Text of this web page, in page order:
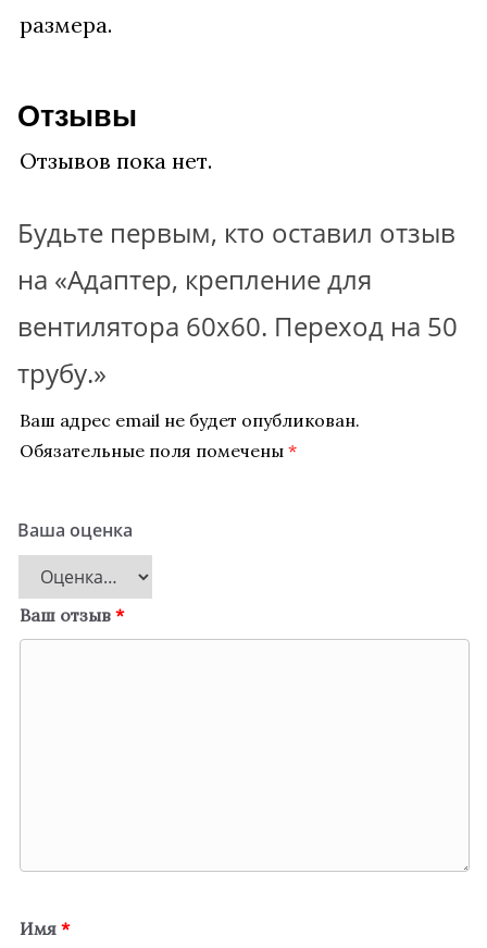
размера.
Отзывы
Отзывов пока нет.
Будьте первым, кто оставил отзыв
на «Адаптер, крепление для
вентилятора 60х60. Переход на 50
трубу.»
Ваш адрес email не будет опубликован.
Обязательные поля помечены *
Ваша оценка
Ваш отзыв *
Имя *